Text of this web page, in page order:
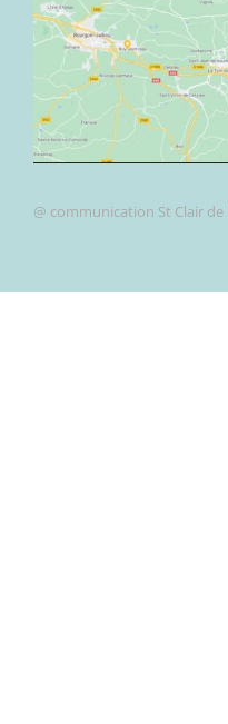
@ communication St Clair de